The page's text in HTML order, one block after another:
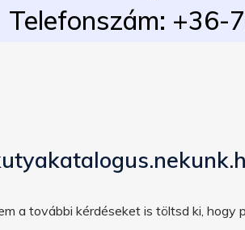
Telefonszám:
a további kérdéseket is töltsd ki, hogy